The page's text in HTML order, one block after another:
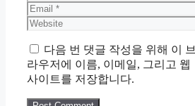
Email
Website
다음 번 댓글 작성을 위해 이 브
라우저에 이름, 이메일, 그리고 웹
사이트를 저장합니다.